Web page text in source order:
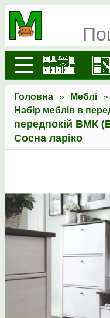
Головна » Меблі »
Набір меблів в
передпокій ВМК
Сосна ларіко